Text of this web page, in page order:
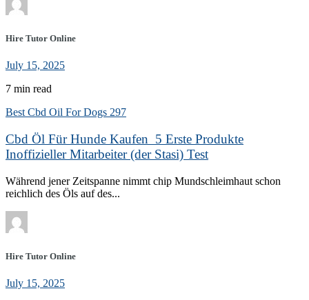
Hire Tutor Online
July 15, 2025
7 min read
Best Cbd Oil For Dogs 297
Cbd Öl Für Hunde Kaufen ️ 5 Erste Produkte
Inoffizieller Mitarbeiter (der Stasi) Test
Während jener Zeitspanne nimmt chip Mundschleimhaut schon
reichlich des Öls auf des...
Hire Tutor Online
July 15, 2025